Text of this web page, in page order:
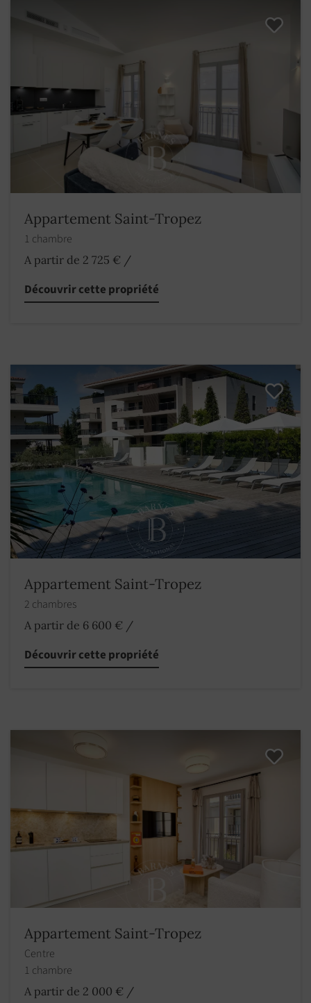
Appartement Saint-Tropez
1 chambre
A partir de 2 725 € /
Découvrir cette propriété
Appartement Saint-Tropez
2 chambres
A partir de 6 600 € /
Découvrir cette propriété
Appartement Saint-Tropez
Centre
1 chambre
A partir de 2 000 € /